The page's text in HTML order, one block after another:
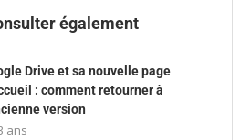
également
Drive et sa nouvelle page
: comment retourner à
version
ans